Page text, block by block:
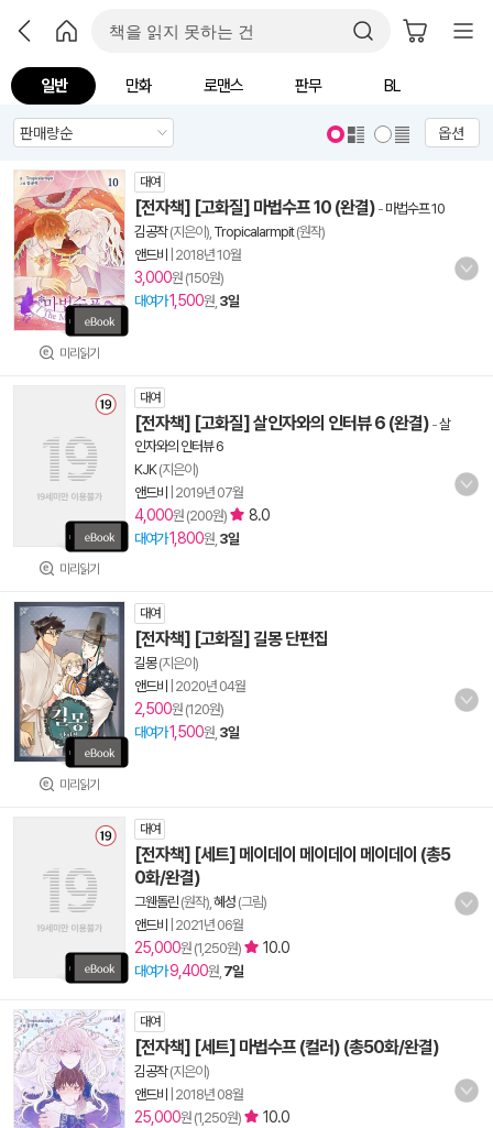
일반 만화 로맨스 판무 BL
옵션
미리읽기
대여
[전자책] [고화질] 마법수프 10 (완결) - 마법수프 10
김공작(지은이), Tropicalarmpit(원작)
앤드비
2018년 10월
3,000원 (150원)
대여가1,500원, 3일
미리읽기
대여
[전자책] [고화질] 살인자와의 인터뷰 6 (완결) -살
인자와의 인터뷰 6
KJK(지은이)
앤드비
2019년 07월
4,000원 (200원) 8.0
대여가1,800원, 3일
미리읽기
대여
[전자책] [고화질] 길몽 단편집
길몽(지은이)
앤드비
2020년 04월
2,500원 (120원)
대여가1,500원, 3일
대여
[전자책] [세트] 메이데이 메이데이 메이데이 (총5
0화/완결)
그웬돌린 (원작), 혜성 (그림)
앤드비
2021년 06월
25,000원 (1,250원) 10.0
대여가9,400원, 7일
대여
[전자책] [세트] 마법수프 (컬러) (총50화/완결)
김공작(지은이)
앤드비
2018년 08월
25,000원 (1,250원) 10.0